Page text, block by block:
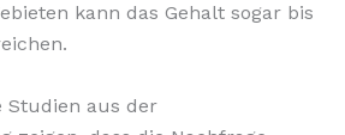
kann das Gehalt sogar bis
Studien aus der